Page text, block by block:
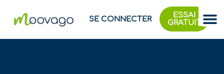
SE CONNECTER
ESSAI
GRATUIT